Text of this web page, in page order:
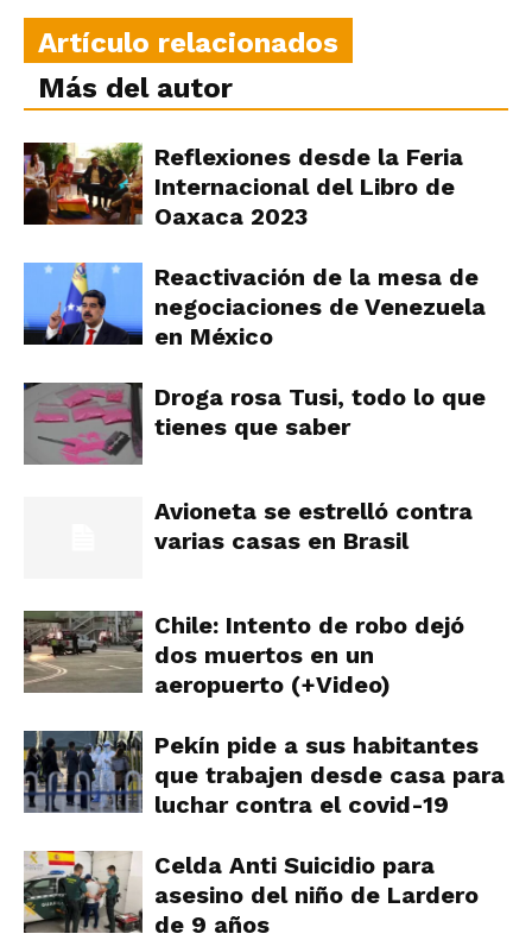
Artículo relacionados
Más del autor
Reflexiones desde la Feria
Internacional del Libro de
Oaxaca 2023
Reactivación de la mesa de
negociaciones de Venezuela
en México
Droga rosa Tusi, todo lo que
tienes que saber
Avioneta se estrelló contra
varias casas en Brasil
Chile: Intento de robo dejó
dos muertos en un
aeropuerto (+Video)
Pekín pide a sus habitantes
que trabajen desde casa para
luchar contra el covid-19
Celda Anti Suicidio para
asesino del niño de Lardero
de 9 años